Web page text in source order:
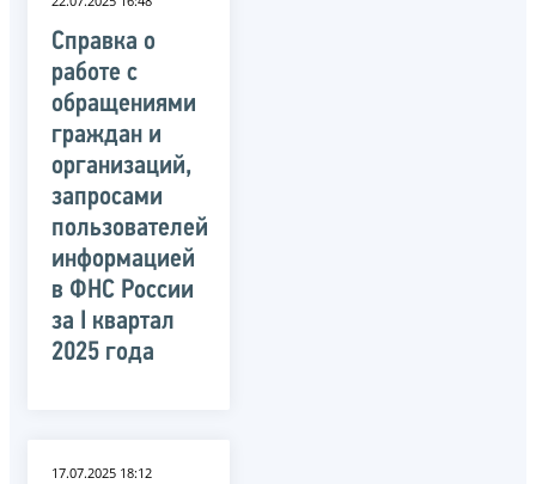
Справка о
работе с
обращениями
граждан и
организаций,
запросами
пользователей
информацией
в ФНС России
за I квартал
2025 года
17.07.2025 18:12